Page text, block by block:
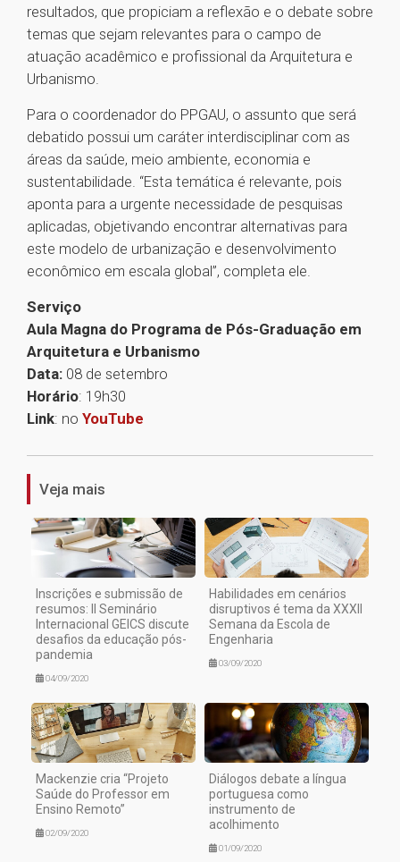
resultados, que propiciam a reflexão e o debate sobre
temas que sejam relevantes para o campo de
atuação acadêmico e profissional da Arquitetura e
Urbanismo.
Para o coordenador do PPGAU, o assunto que será
debatido possui um caráter interdisciplinar com as
áreas da saúde, meio ambiente, economia e
sustentabilidade. “Esta temática é relevante, pois
aponta para a urgente necessidade de pesquisas
aplicadas, objetivando encontrar alternativas para
este modelo de urbanização e desenvolvimento
econômico em escala global”, completa ele.
Serviço
Aula Magna do Programa de Pós-Graduação em
Arquitetura e Urbanismo
Data: 08 de setembro
Horário: 19h30
Link: no YouTube
Veja mais
Inscrições e submissão de
resumos: II Seminário
Internacional GEICS discute
desafios da educação pós-
pandemia
04/09/2020
Habilidades em cenários
disruptivos é tema da XXXII
Semana da Escola de
Engenharia
03/09/2020
Mackenzie cria “Projeto
Saúde do Professor em
Ensino Remoto”
02/09/2020
Diálogos debate a língua
portuguesa como
instrumento de
acolhimento
01/09/2020